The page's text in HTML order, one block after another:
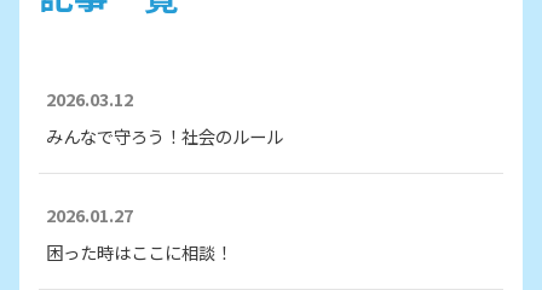
2026.03.12
みんなで守ろう！社会のルール
2026.01.27
困った時はここに相談！